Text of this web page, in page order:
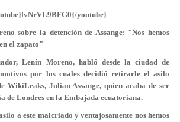
youtube}
sobre la detención de Assange: "Nos hemos
el zapato"
Lenín Moreno, habló desde la ciudad de
por los cuales decidió retirarle el asilo
WikiLeaks, Julian Assange, quien acaba de ser
de Londres en la Embajada ecuatoriana.
a este malcriado y ventajosamente nos hemos